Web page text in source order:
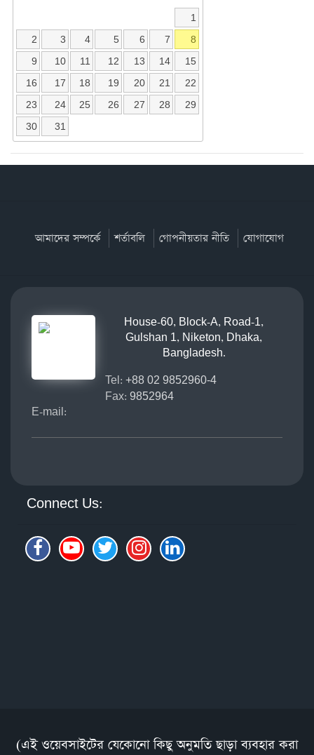
1
2
3 4 5 6 7
8
9
10 11 12 13 14
15
16
17 18 19 20 21
22
23
24 25 26 27 28
29
30
31
আমাদের সম্পর্কে শর্তাবলি গোপনীয়তার নীতি যোগাযোগ
House-60, Block-A, Road-1,
Gulshan 1, Niketon, Dhaka,
Bangladesh.
Tel: +88 02 9852960-4
Fax: 9852964
E-mail:
Connect Us:
(এই ওয়েবসাইটের যেকোনো কিছু অনুমতি ছাড়া ব্যবহার করা